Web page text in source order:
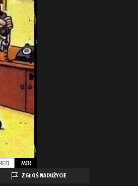
ZGŁOŚ NADUŻYCIE